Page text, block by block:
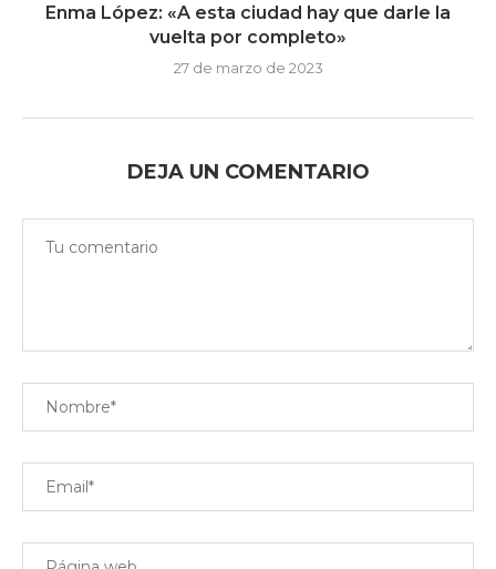
Enma López: «A esta ciudad hay que darle la
vuelta por completo»
27 de marzo de 2023
DEJA UN COMENTARIO